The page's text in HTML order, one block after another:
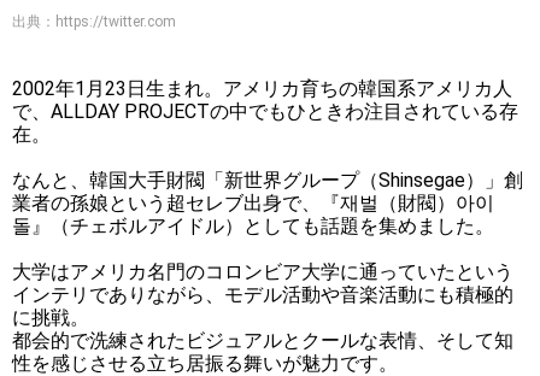
出典： https://twitter.com
2002年1月23日生まれ。アメリカ育ちの韓国系アメリカ人
で、ALLDAY PROJECTの中でもひときわ注目されている存
在。
なんと、韓国大手財閥「新世界グループ（Shinsegae）」創
業者の孫娘という超セレブ出身で、『재벌（財閥）아이
돌』（チェボルアイドル）としても話題を集めました。
大学はアメリカ名門のコロンビア大学に通っていたという
インテリでありながら、モデル活動や音楽活動にも積極的
に挑戦。
都会的で洗練されたビジュアルとクールな表情、そして知
性を感じさせる立ち居振る舞いが魅力です。